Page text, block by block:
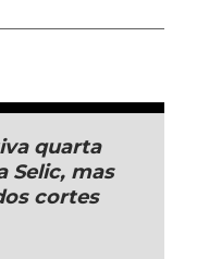
quarta
Selic, mas
cortes